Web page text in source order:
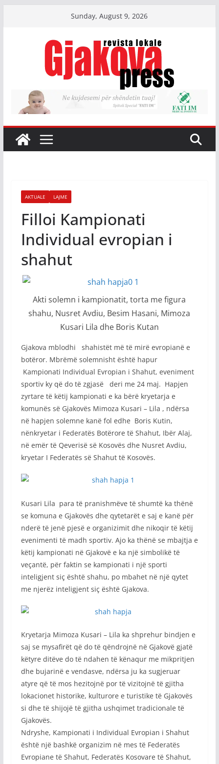
Sunday, August 9, 2026
AKTUALE LAJME
Filloi Kampionati
Individual evropian i
shahut
Akti solemn i kampionatit, torta me figura
shahu, Nusret Avdiu, Besim Hasani, Mimoza
Kusari Lila dhe Boris Kutan
Gjakova mblodhi shahistët më të mirë evropianë e
botëror. Mbrëmë solemnisht është hapur
Kampionati Individual Evropian i Shahut, eveniment
sportiv ky që do të zgjasë deri me 24 maj. Hapjen
zyrtare të këtij kampionati e ka bërë kryetarja e
komunës së Gjakovës Mimoza Kusari – Lila , ndërsa
në hapjen solemne kanë fol edhe Boris Kutin,
nënkryetar i Federatës Botërore të Shahut, Ibër Alaj,
në emër të Qeverisë së Kosovës dhe Nusret Avdiu,
kryetar I Federatës së Shahut të Kosovës.
Kusari Lila para të pranishmëve të shumtë ka thënë
se komuna e Gjakovës dhe qytetarët e saj e kanë për
nderë të jenë pjesë e organizimit dhe nikoqir të këtij
evenimenti të madh sportiv. Ajo ka thënë se mbajtja e
këtij kampionati në Gjakovë e ka një simbolikë të
veçantë, për faktin se kampionati i një sporti
inteligjent siç është shahu, po mbahet në një qytet
me njerëz inteligjent siç është Gjakova.
Kryetarja Mimoza Kusari – Lila ka shprehur bindjen e
saj se mysafirët që do të qëndrojnë në Gjakovë gjatë
këtyre ditëve do të ndahen të kënaqur me mikpritjen
dhe bujarinë e vendasve, ndërsa ju ka sugjeruar
atyre që të mos hezitojnë por të vizitojnë të gjitha
lokacionet historike, kulturore e turistike të Gjakovës
si dhe të shijojë të gjitha ushqimet tradicionale të
Gjakovës.
Ndryshe, Kampionati i Individual Evropian i Shahut
është një bashkë organizim në mes të Federatës
Evropiane të Shahut, Federatës Kosovare të Shahut,